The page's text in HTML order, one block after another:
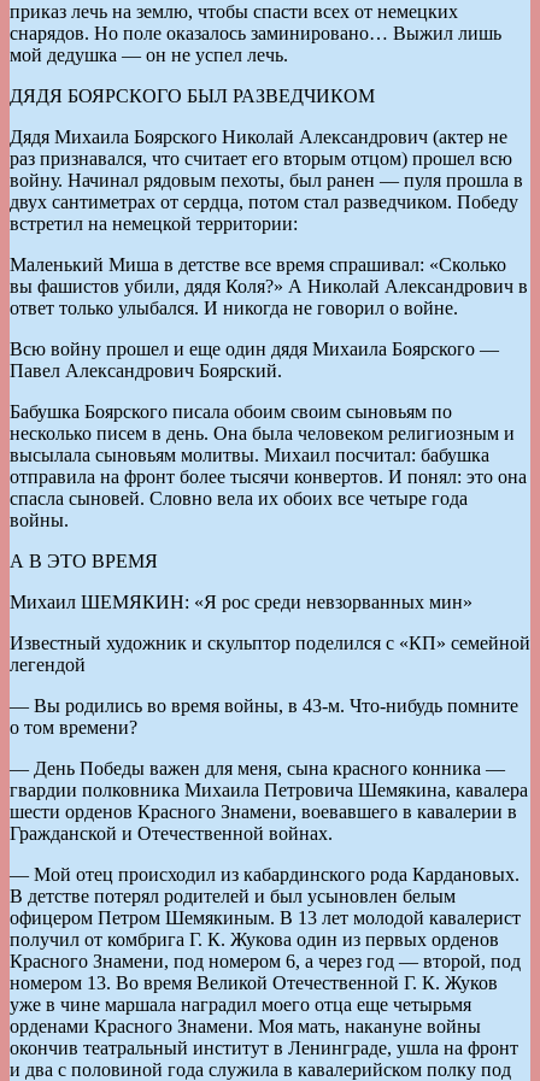
приказ лечь на землю, чтобы спасти всех от немецких
снарядов. Но поле оказалось заминировано… Выжил лишь
мой дедушка — он не успел лечь.
ДЯДЯ БОЯРСКОГО БЫЛ РАЗВЕДЧИКОМ
Дядя Михаила Боярского Николай Александрович (актер не
раз признавался, что считает его вторым отцом) прошел всю
войну. Начинал рядовым пехоты, был ранен — пуля прошла в
двух сантиметрах от сердца, потом стал разведчиком. Победу
встретил на немецкой территории:
Маленький Миша в детстве все время спрашивал: «Сколько
вы фашистов убили, дядя Коля?» А Николай Александрович в
ответ только улыбался. И никогда не говорил о войне.
Всю войну прошел и еще один дядя Михаила Боярского —
Павел Александрович Боярский.
Бабушка Боярского писала обоим своим сыновьям по
несколько писем в день. Она была человеком религиозным и
высылала сыновьям молитвы. Михаил посчитал: бабушка
отправила на фронт более тысячи конвертов. И понял: это она
спасла сыновей. Словно вела их обоих все четыре года
войны.
А В ЭТО ВРЕМЯ
Михаил ШЕМЯКИН: «Я рос среди невзорванных мин»
Известный художник и скульптор поделился с «КП» семейной
легендой
— Вы родились во время войны, в 43-м. Что-нибудь помните
о том времени?
— День Победы важен для меня, сына красного конника —
гвардии полковника Михаила Петровича Шемякина, кавалера
шести орденов Красного Знамени, воевавшего в кавалерии в
Гражданской и Отечественной войнах.
— Мой отец происходил из кабардинского рода Кардановых.
В детстве потерял родителей и был усыновлен белым
офицером Петром Шемякиным. В 13 лет молодой кавалерист
получил от комбрига Г. К. Жукова один из первых орденов
Красного Знамени, под номером 6, а через год — второй, под
номером 13. Во время Великой Отечественной Г. К. Жуков
уже в чине маршала наградил моего отца еще четырьмя
орденами Красного Знамени. Моя мать, накануне войны
окончив театральный институт в Ленинграде, ушла на фронт
и два с половиной года служила в кавалерийском полку под